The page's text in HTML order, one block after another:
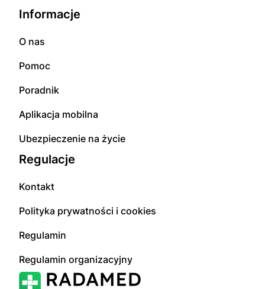
Informacje
O nas
Pomoc
Poradnik
Aplikacja mobilna
Ubezpieczenie na życie
Regulacje
Kontakt
Polityka prywatności i cookies
Regulamin
Regulamin organizacyjny